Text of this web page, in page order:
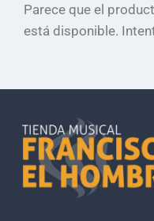
Parece que el
está disponible.